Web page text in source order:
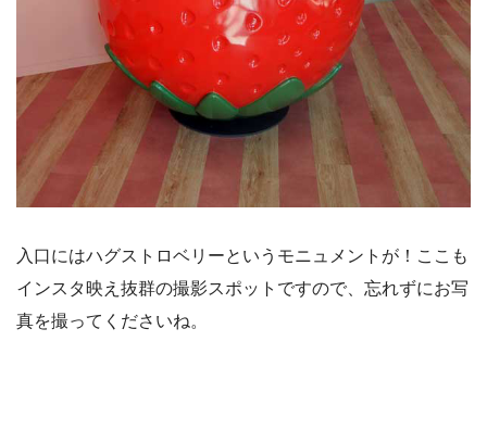
入口にはハグストロベリーというモニュメントが！ここも
インスタ映え抜群の撮影スポットですので、忘れずにお写
真を撮ってくださいね。